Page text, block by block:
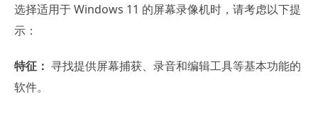
选择适用于 Windows 11 的屏幕录像机时，请考虑以下提
示：
特征： 寻找提供屏幕捕获、录音和编辑工具等基本功能的
软件。